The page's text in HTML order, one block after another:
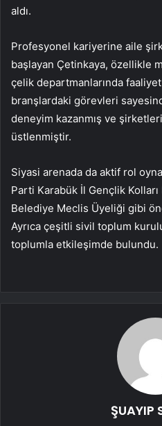
aldı.
Profesyonel kariyerine aile
başlayan Çetinkaya, özellikle
çelik departmanlarında
branşlardaki görevleri
deneyim kazanmış ve
üstlenmiştir.
Siyasi arenada da aktif rol
Parti Karabük İl Gençlik Kolları
Belediye Meclis Üyeliği gibi
Ayrıca çeşitli sivil toplum
toplumla etkileşimde bulundu.
ŞUAYIP